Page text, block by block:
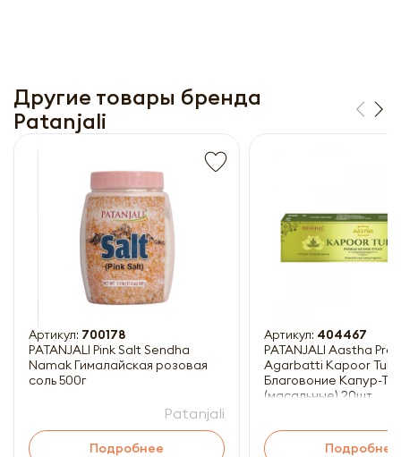
Другие товары бренда
Patanjali
Артикул: 700178
PATANJALI Pink Salt Sendha
Namak Гималайская розовая
соль 500г
Patanjali
Подробнее
Артикул: 404467
PATANJALI Aastha
Agarbatti Kapoor Tulsi
Благовоние Капур-
(масальные) 20шт
Подробнее
Получить прайс-лист
Обязательны к заполнению